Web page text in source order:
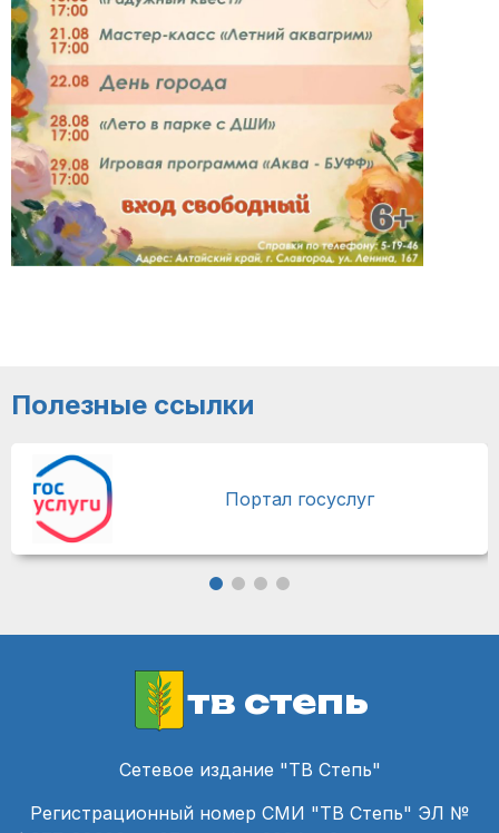
Полезные ссылки
Портал госуслуг
тв степь
Сетевое издание "ТВ Степь"
Регистрационный номер СМИ "ТВ Степь" ЭЛ №